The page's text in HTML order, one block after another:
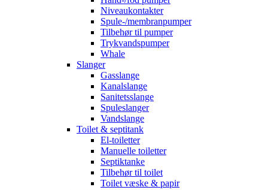
Niveaukontakter
Spule-/membranpumper
Tilbehør til pumper
Trykvandspumper
Whale
Slanger
Gasslange
Kanalslange
Sanitetsslange
Spuleslanger
Vandslange
Toilet & septitank
El-toiletter
Manuelle toiletter
Septiktanke
Tilbehør til toilet
Toilet væske & papir